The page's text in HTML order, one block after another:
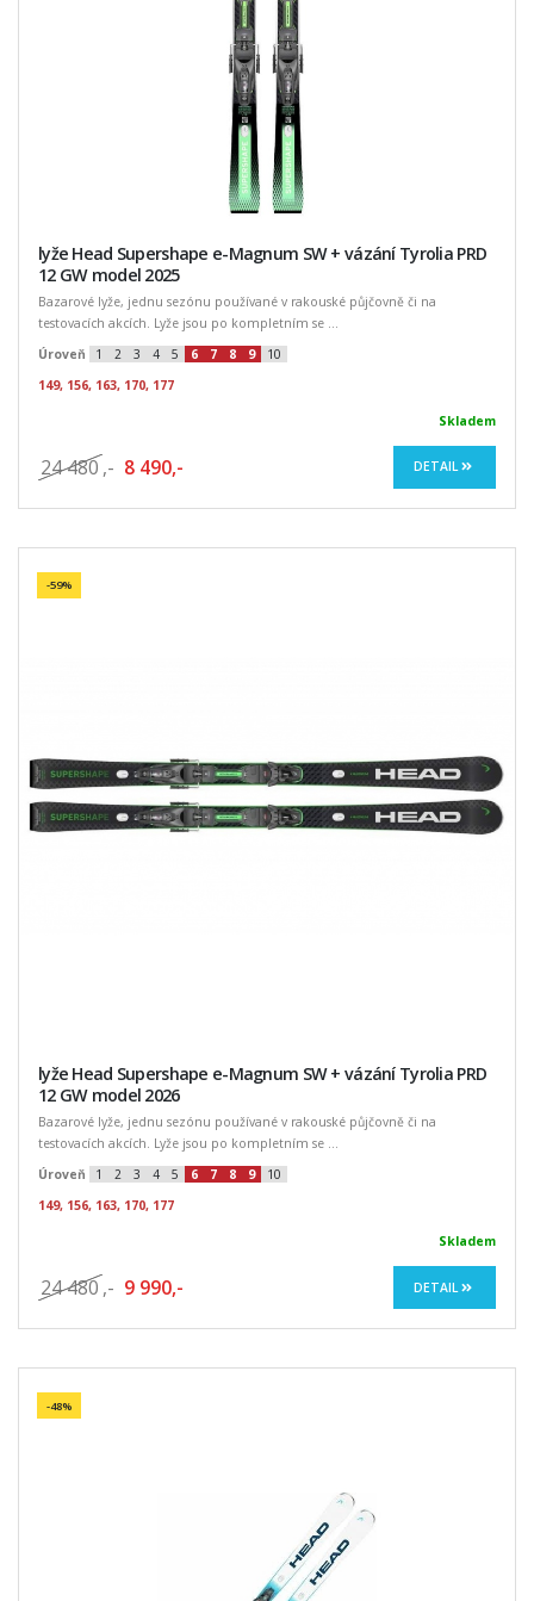
lyže Head Supershape e-Magnum SW + vázání Tyrolia PRD
12 GW model 2025
Bazarové lyže, jednu sezónu používané v rakouské půjčovně či na
testovacích akcích. Lyže jsou po kompletním se ...
Úroveň
1 2 3 4 5 6 7 8 9
10
149, 156, 163, 170, 177
Skladem
24 480 ,- 8 490,- DETAIL
-59%
lyže Head Supershape e-Magnum SW + vázání Tyrolia PRD
12 GW model 2026
Bazarové lyže, jednu sezónu používané v rakouské půjčovně či na
testovacích akcích. Lyže jsou po kompletním se ...
Úroveň
1 2 3 4 5 6 7 8 9
10
149, 156, 163, 170, 177
Skladem
24 480 ,- 9 990,- DETAIL
-48%